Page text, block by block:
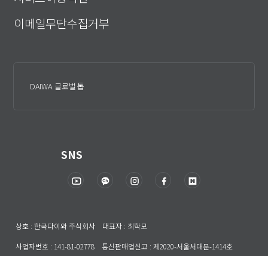
이메일무단수집거부
DAIWA 글로벌 톱
SNS
상호 : 한국다이와 주식회사 대표자 : 최학모
사업자번호 : 141-81-02778 통신판매업신고 : 제2020-서울서대문-1414호